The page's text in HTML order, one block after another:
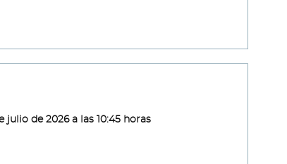
de 2026 a las 10:45 horas